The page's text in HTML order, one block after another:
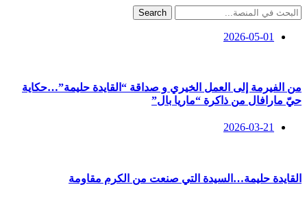
Search
2026-05-01
من الفيرمة إلى العمل الخيري و صداقة “القايدة حليمة”…حكاية
حيّ مارافال من ذاكرة “ماريا بال”
2026-03-21
القايدة حليمة…السيدة التي صنعت من الكرم مقاومة